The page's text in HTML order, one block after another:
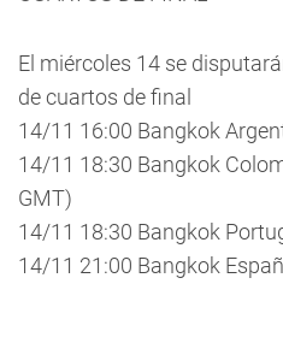
El miércoles 14 se
de cuartos de final
14/11 16:00 Bangkok
14/11 18:30 Bangkok
GMT)
14/11 18:30 Bangkok
14/11 21:00 Bangkok